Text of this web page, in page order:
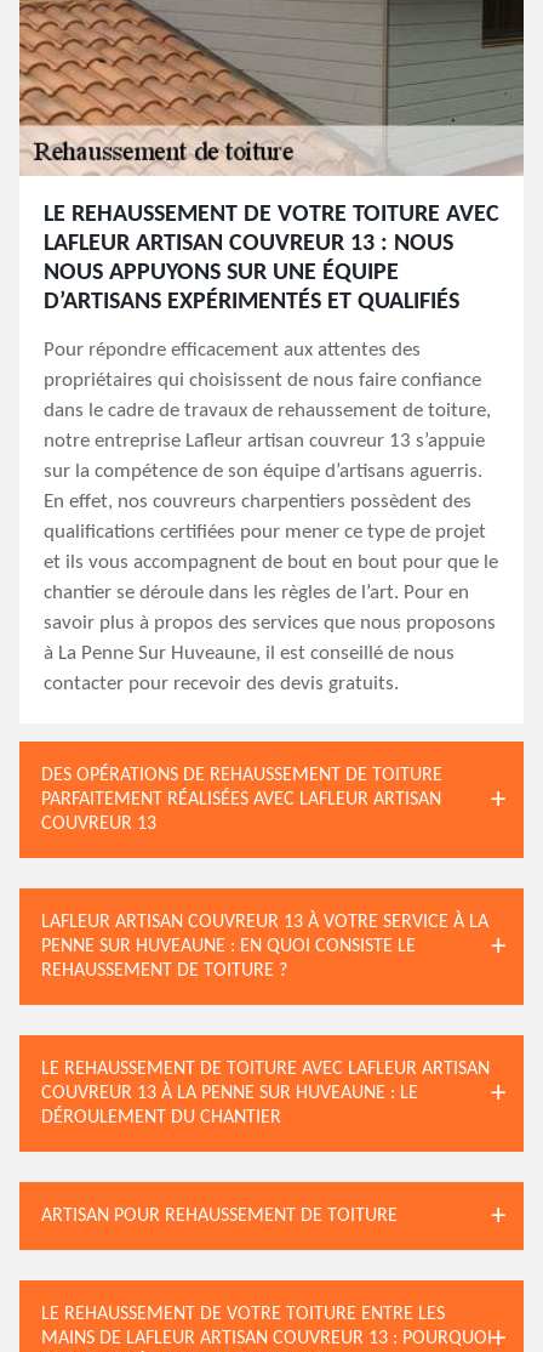
LE REHAUSSEMENT DE VOTRE TOITURE AVEC
LAFLEUR ARTISAN COUVREUR 13 : NOUS
NOUS APPUYONS SUR UNE ÉQUIPE
D’ARTISANS EXPÉRIMENTÉS ET QUALIFIÉS
Pour répondre efficacement aux attentes des
propriétaires qui choisissent de nous faire confiance
dans le cadre de travaux de rehaussement de toiture,
notre entreprise Lafleur artisan couvreur 13 s’appuie
sur la compétence de son équipe d’artisans aguerris.
En effet, nos couvreurs charpentiers possèdent des
qualifications certifiées pour mener ce type de projet
et ils vous accompagnent de bout en bout pour que le
chantier se déroule dans les règles de l’art. Pour en
savoir plus à propos des services que nous proposons
à La Penne Sur Huveaune, il est conseillé de nous
contacter pour recevoir des devis gratuits.
DES OPÉRATIONS DE REHAUSSEMENT DE TOITURE
PARFAITEMENT RÉALISÉES AVEC LAFLEUR ARTISAN
COUVREUR 13
LAFLEUR ARTISAN COUVREUR 13 À VOTRE SERVICE À LA
PENNE SUR HUVEAUNE : EN QUOI CONSISTE LE
REHAUSSEMENT DE TOITURE ?
LE REHAUSSEMENT DE TOITURE AVEC LAFLEUR ARTISAN
COUVREUR 13 À LA PENNE SUR HUVEAUNE : LE
DÉROULEMENT DU CHANTIER
ARTISAN POUR REHAUSSEMENT DE TOITURE
LE REHAUSSEMENT DE VOTRE TOITURE ENTRE LES
MAINS DE LAFLEUR ARTISAN COUVREUR 13 : POURQUOI